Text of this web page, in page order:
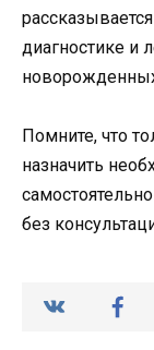
диагностике и
Помните, что
назначить
без